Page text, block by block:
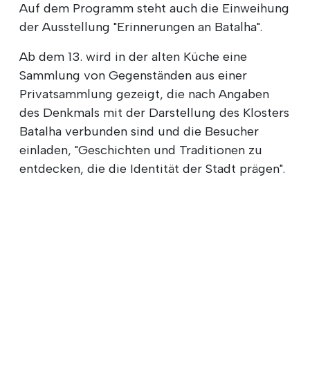
Auf dem Programm steht auch die Einweihung
der Ausstellung "Erinnerungen an Batalha".
Ab dem 13. wird in der alten Küche eine
Sammlung von Gegenständen aus einer
Privatsammlung gezeigt, die nach Angaben
des Denkmals mit der Darstellung des Klosters
Batalha verbunden sind und die Besucher
einladen, "Geschichten und Traditionen zu
entdecken, die die Identität der Stadt prägen".